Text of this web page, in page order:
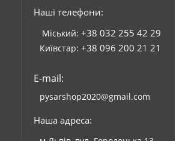
Наші телефони:
Міський: +38 032 255 42 29
Київстар: +38 096 200 21 21
E-mail:
pysarshop2020@gmail.com
Наша адреса: